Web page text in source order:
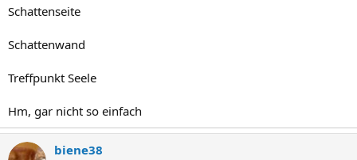
Schattenseite
Schattenwand
Treffpunkt Seele
Hm, gar nicht so einfach
biene38